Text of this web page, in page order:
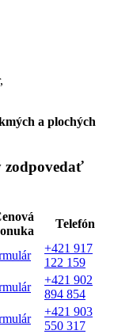
a plochých
zodpovedať
Telefón
+421 917
122 159
+421 902
894 854
+421 903
550 317